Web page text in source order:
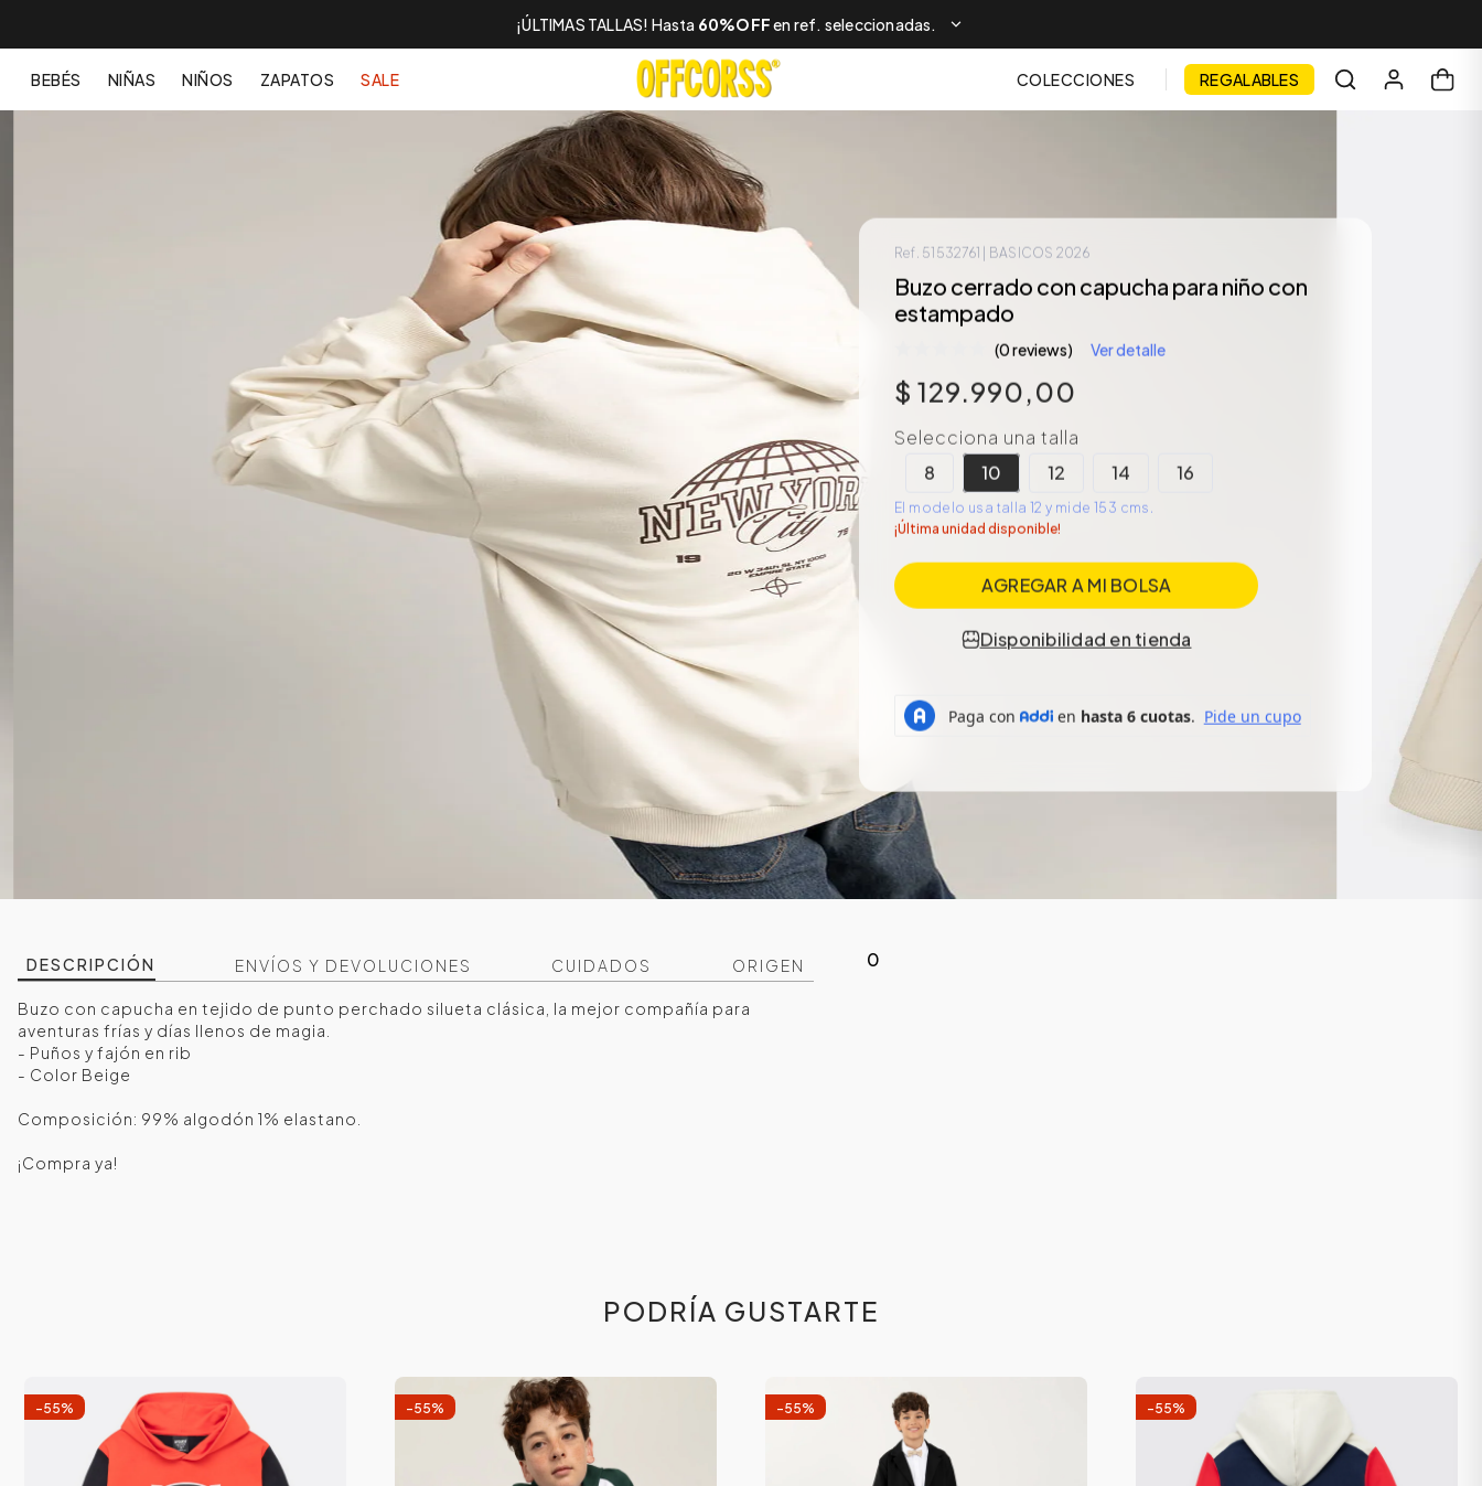
¡ÚLTIMAS TALLAS! Hasta 60%OFFen ref. seleccionadas.
BEBÉS NIÑAS NIÑOS ZAPATOS SALE COLECCIONES REGALABLES
Ref. 51532761 | BASICOS 2026
Buzo cerrado con capucha para niño con
estampado
(0 reviews) Ver detalle
$ 129.990,00
Selecciona una talla
8
10 12 14 16
El modelo usa talla 12 y mide 153 cms.
¡Última unidad disponible!
AGREGAR A MI BOLSA
Disponibilidad en tienda
DESCRIPCIÓN ENVÍOS Y DEVOLUCIONES CUIDADOS ORIGEN
Buzo con capucha en tejido de punto perchado silueta clásica, la mejor compañía para
aventuras frías y días llenos de magia.
- Puños y fajón en rib
- Color Beige
Composición: 99% algodón 1% elastano.
¡Compra ya!
0
PODRÍA GUSTARTE
-55% -55% -55% -55%